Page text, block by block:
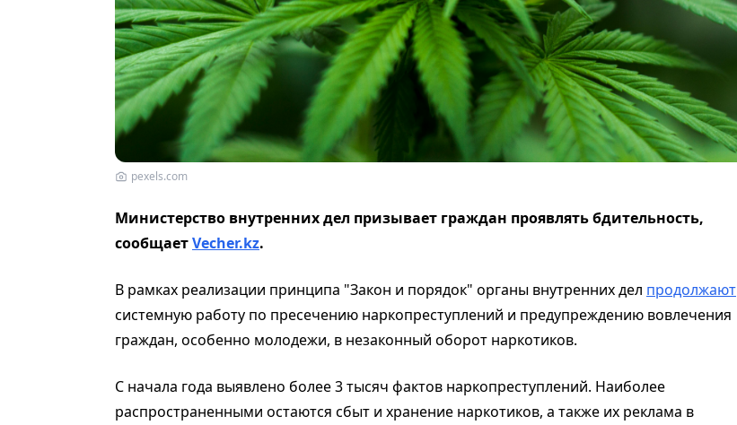
pexels.com
Министерство внутренних дел призывает граждан проявлять бдительность,
сообщаетVecher.kz.
В рамках реализации принципа "Закон и порядок" органы внутренних дел продолжают
системную работу по пресечению наркопреступлений и предупреждению вовлечения
граждан, особенно молодежи, в незаконный оборот наркотиков.
С начала года выявлено более 3 тысяч фактов наркопреступлений. Наиболее
распространенными остаются сбыт и хранение наркотиков, а также их реклама в